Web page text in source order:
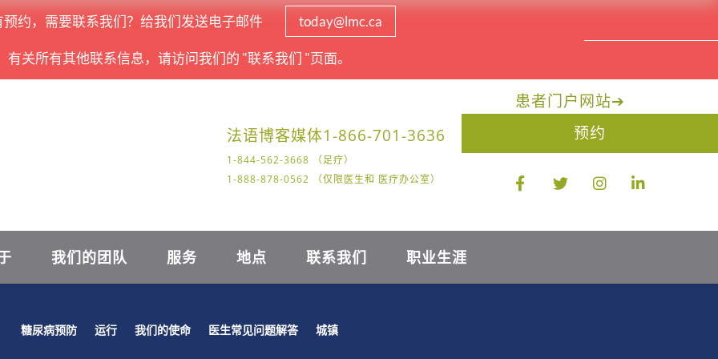
预约，需要联系我们？给我们发送电子邮件 today@lmc.ca
有关所有其他联系信息，请访问我们的 "联系我们 "页面。
法语博客媒体1-866-701-3636
1-844-562-3668 （足疗）
1-888-878-0562 （仅限医生和 医疗办公室）
患者门户网站➔
预约
我们的团队 服务 地点 联系我们 职业生涯
糖尿病预防 运行 我们的使命 医生常见问题解答 城镇